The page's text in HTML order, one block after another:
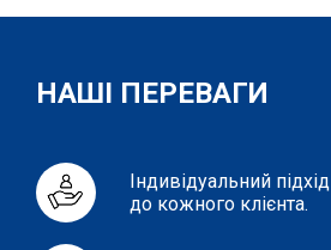
НАШІ ПЕРЕВАГИ
Індивідуальний підхід
до кожного клієнта.